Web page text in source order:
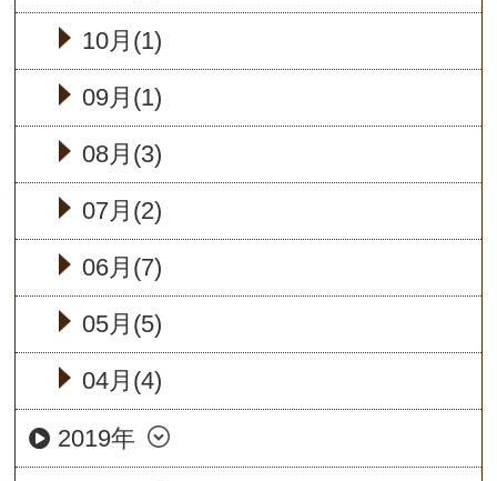
10月(1)
09月(1)
08月(3)
07月(2)
06月(7)
05月(5)
04月(4)
2019年